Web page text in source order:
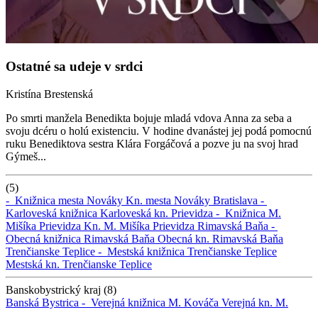
Ostatné sa udeje v srdci
Kristína Brestenská
Po smrti manžela Benedikta bojuje mladá vdova Anna za seba a
svoju dcéru o holú existenciu. V hodine dvanástej jej podá pomocnú
ruku Benediktova sestra Klára Forgáčová a pozve ju na svoj hrad
Gýmeš...
(5)
- Knižnica mesta Nováky Kn. mesta Nováky Bratislava -
Karloveská knižnica Karloveská kn. Prievidza - Knižnica M.
Mišíka Prievidza Kn. M. Mišíka Prievidza Rimavská Baňa -
Obecná knižnica Rimavská Baňa Obecná kn. Rimavská Baňa
Trenčianske Teplice - Mestská knižnica Trenčianske Teplice
Mestská kn. Trenčianske Teplice
Banskobystrický kraj (8)
Banská Bystrica - Verejná knižnica M. Kováča Verejná kn. M.